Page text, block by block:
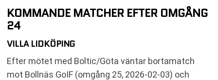
KOMMANDE MATCHER EFTER OMGÅNG
24
VILLA LIDKÖPING
Efter mötet med Boltic/Göta väntar bortamatch
mot Bollnäs GoIF (omgång 25, 2026-02-03) och